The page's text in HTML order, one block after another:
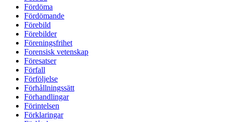
Fördöma
Fördömande
Förebild
Förebilder
Föreningsfrihet
Forensisk vetenskap
Föresatser
Förfall
Förföljelse
Förhållningssätt
Förhandlingar
Förintelsen
Förklaringar